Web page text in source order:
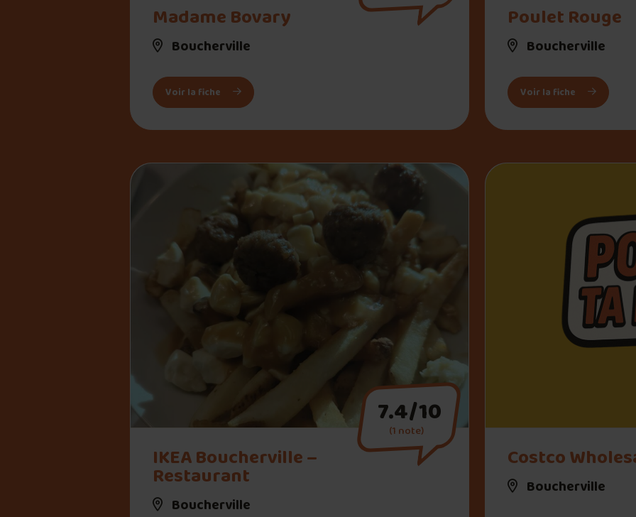
Madame Bovary
Boucherville
Voir la fiche : Madame Bovary
Poulet Rouge
Boucherville
Voir la fiche : Poulet
IKEA Boucherville –
Restaurant
Boucherville
7.4/10
(1 note)
Costco
Boucherville